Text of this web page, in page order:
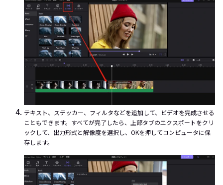
テキスト、ステッカー、フィルタなどを追加して、ビデオを完成させる
こともできます。すべてが完了したら、上部タブのエクスポートをクリ
ックして、出力形式と解像度を選択し、OKを押してコンピュータに保
存します。